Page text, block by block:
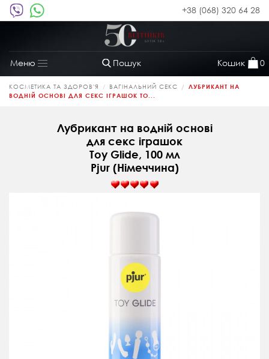
+38 (068) 320 64 28
Пошук Кошик 0
Меню
Toggle
navigation
КОСМЕТИКА ТА ЗДОРОВ'Я ВАГІНАЛЬНИЙ СЕКС
ЛУБРИКАНТ НА
ВОДНІЙ ОСНОВІ ДЛЯ СЕКС ІГРАШОК TO...
Лубрикант на водній основі
для секс іграшок
Toy Glide, 100 мл
Pjur (Німеччина)